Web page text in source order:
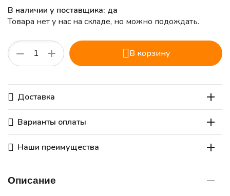
В наличии у поставщика: да
Товара нет у нас на складе, но можно подождать.
+
− В корзину
Доставка
Варианты оплаты
Наши преимущества
Описание